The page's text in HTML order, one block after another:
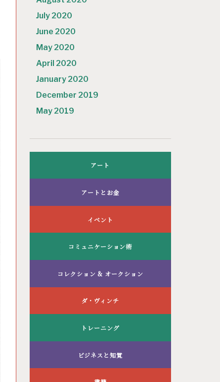
July 2020
June 2020
May 2020
April 2020
January 2020
December 2019
May 2019
アート
アートとお金
イベント
コミュニケーション術
コレクション & オークション
ダ・ヴィンチ
トレーニング
ビジネスと知覚